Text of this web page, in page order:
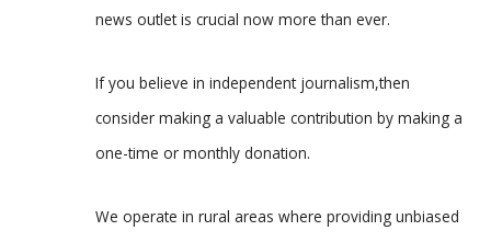
news outlet is crucial now more than ever.
If you believe in independent journalism,then
consider making a valuable contribution by making a
one-time or monthly donation.
We operate in rural areas where providing unbiased